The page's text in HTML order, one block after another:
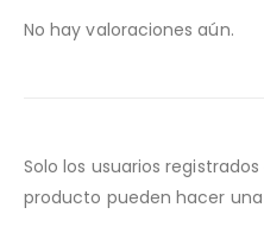
No hay valoraciones aún.
Solo los usuarios
producto pueden hacer